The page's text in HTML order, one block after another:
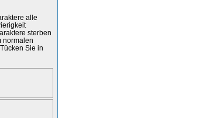
alle
sterben
normalen
Sie in